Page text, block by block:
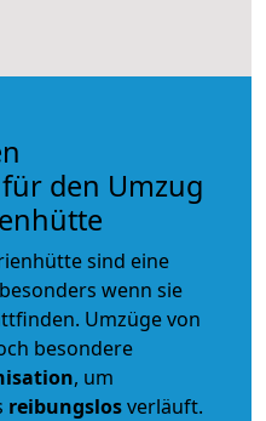
den Umzug
sind eine
wenn sie
Umzüge von
besondere
, um
reibungslosverläuft.